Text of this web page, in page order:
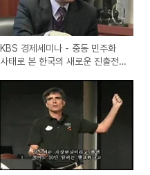
KBS 경제세미나 - 중동 민주화
사태로 본 한국의 새로운 진출전
역대학원 중동아프리카학과교수)